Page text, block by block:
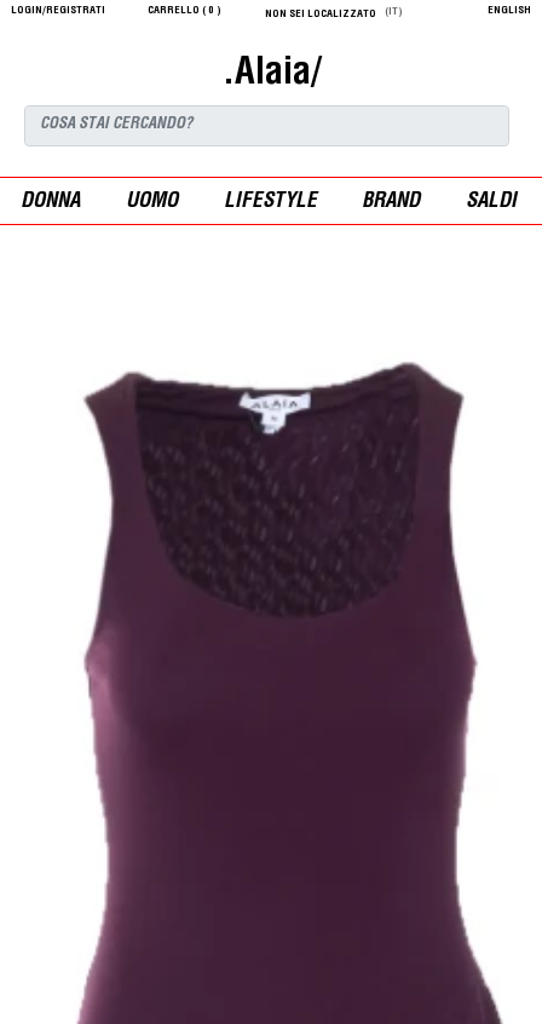
LOGIN/REGISTRATI CARRELLO ( 0 ) NON SEI LOCALIZZATO (IT) ENGLISH
.Alaia/
DONNA UOMO LIFESTYLE BRAND SALDI